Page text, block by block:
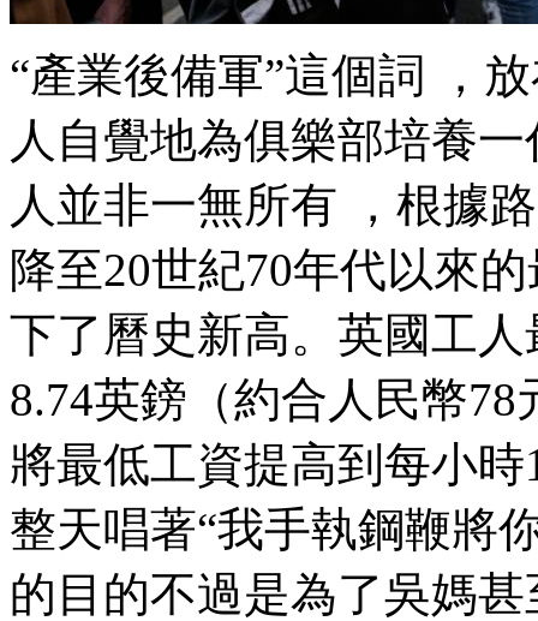
“產業後備軍”這個詞 ，
人自覺地為俱樂部培養一
人並非一無所有 ，根據路
降至20世紀70年代以來的
下了曆史新高。英國
8.74英鎊（約合人民幣78元
將最低工資提高到每小時
整天唱著“我手執鋼鞭
的目的不過是為了吳媽甚至